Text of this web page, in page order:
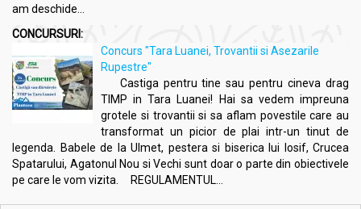
am deschide...
CONCURSURI:
Concurs "Tara Luanei, Trovantii si Asezarile
Rupestre"
Castiga pentru tine sau pentru cineva drag
TIMP in Tara Luanei! Hai sa vedem impreuna
grotele si trovantii si sa aflam povestile care au
transformat un picior de plai intr-un tinut de
legenda. Babele de la Ulmet, pestera si biserica lui Iosif, Crucea
Spatarului, Agatonul Nou si Vechi sunt doar o parte din obiectivele
pe care le vom vizita. REGULAMENTUL...